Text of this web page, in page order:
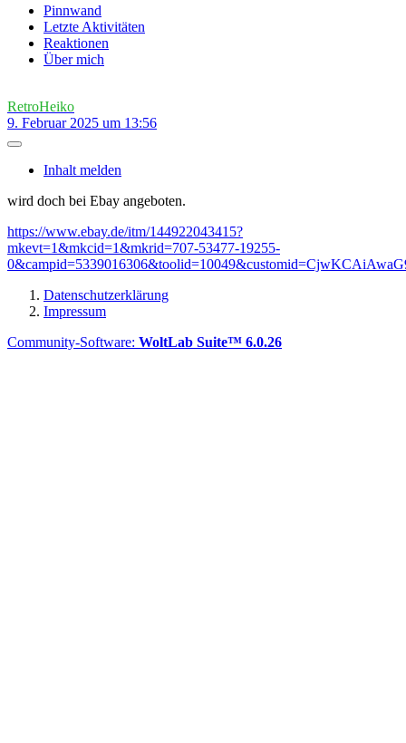
Pinnwand
Letzte Aktivitäten
Reaktionen
Über mich
RetroHeiko
9. Februar 2025 um 13:56
Inhalt melden
wird doch bei Ebay angeboten.
https://www.ebay.de/itm/144922043415?
mkevt=1&mkcid=1&mkrid=707-53477-19255-
Datenschutzerklärung
Impressum
Community-Software: WoltLab Suite™ 6.0.26